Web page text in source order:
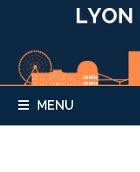
MENU